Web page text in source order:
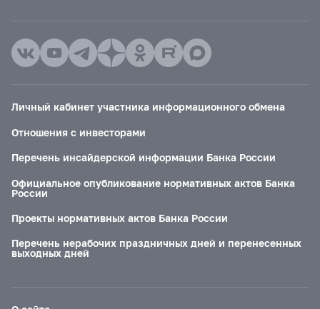
Личный кабинет участника информационного обмена
Отношения с инвесторами
Перечень инсайдерской информации Банка России
Официальное опубликование нормативных актов Банка
России
Проекты нормативных актов Банка России
Перечень нерабочих праздничных дней и перенесенных
выходных дней